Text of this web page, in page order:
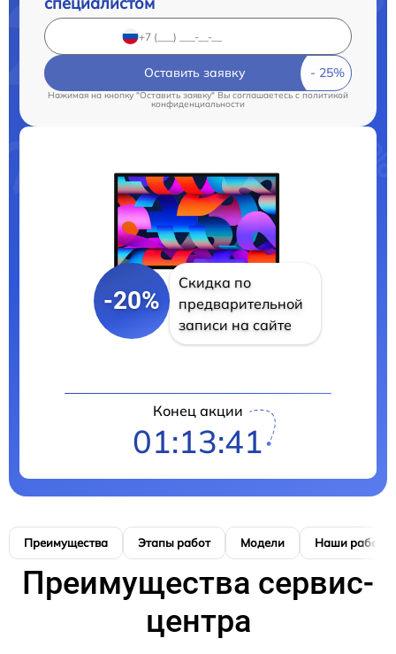
Оставить заявку
Нажимая на кнопку "Оставить заявку" Вы соглашаетесь cполитикой
конфиденциальности
-20%
Скидка по
предварительной
записи на сайте
Конец акции
01:13:40
Преимущества Этапы работ Модели Наши работы
Преимущества сервис-
центра